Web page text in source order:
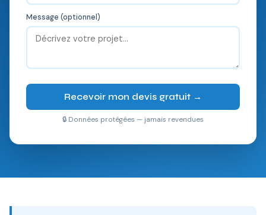
Message (optionnel)
Recevoir mon devis gratuit →
🔒 Données protégées — jamais revendues